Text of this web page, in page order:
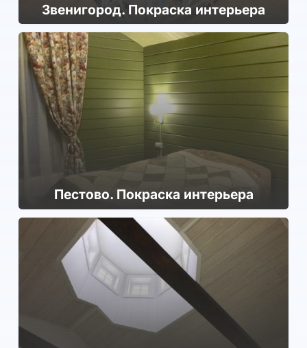
Зве­ниго­род. Покраска интерьера
Пестово. Покраска интерьера